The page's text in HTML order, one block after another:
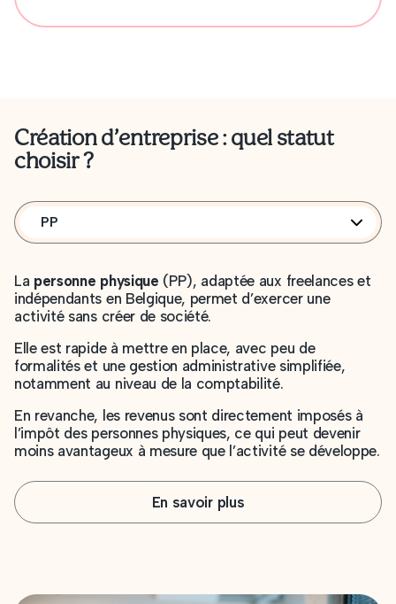
Création d’entreprise : quel statut
choisir ?
PP
La personne physique (PP), adaptée aux freelances et
indépendants en Belgique, permet d’exercer une
activité sans créer de société.
Elle est rapide à mettre en place, avec peu de
formalités et une gestion administrative simplifiée,
notamment au niveau de la comptabilité.
En revanche, les revenus sont directement imposés à
l’impôt des personnes physiques, ce qui peut devenir
moins avantageux à mesure que l’activité se développe.
En savoir plus